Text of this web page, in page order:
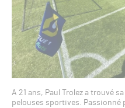
A 21 ans, Paul Trolez a trouvé
pelouses sportives. Passionné